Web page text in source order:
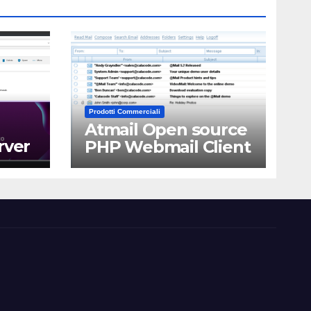
Prodotti Commerciali
Atmail Open source
PHP Webmail Client